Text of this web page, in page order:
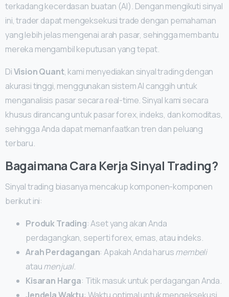
terkadang kecerdasan buatan (AI). Dengan mengikuti sinyal
ini, trader dapat mengeksekusi trade dengan pemahaman
yang lebih jelas mengenai arah pasar, sehingga membantu
mereka mengambil keputusan yang tepat.
DiVision Quant, kami menyediakan sinyal trading dengan
akurasi tinggi, menggunakan sistem AI canggih untuk
menganalisis pasar secara real-time. Sinyal kami secara
khusus dirancang untuk pasar forex, indeks, dan komoditas,
sehingga Anda dapat memanfaatkan tren dan peluang
terbaru.
Bagaimana Cara Kerja Sinyal Trading?
Sinyal trading biasanya mencakup komponen-komponen
berikut ini:
Produk Trading: Aset yang akan Anda
perdagangkan, seperti forex, emas, atau indeks.
Arah Perdagangan: Apakah Anda harusmembeli
ataumenjual.
Kisaran Harga: Titik masuk untuk perdagangan Anda.